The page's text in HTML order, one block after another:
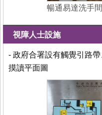
暢通易達洗手間
視障人士設施
- 政府合署設有觸覺引路
摸讀平面圖